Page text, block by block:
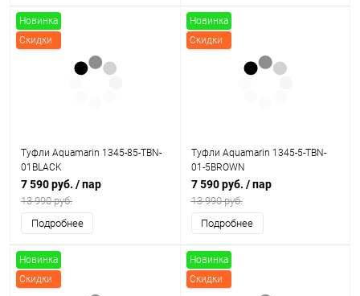
Новинка
Скидки
Туфли Aquamarin 1345-85-TBN-
01BLACK
7 590 руб. / пар
13 990 руб.
Подробнее
Новинка
Скидки
Туфли Aquamarin 1345-5-TBN-
01-5BROWN
7 590 руб. / пар
13 990 руб.
Подробнее
Новинка
Скидки
Новинка
Скидки